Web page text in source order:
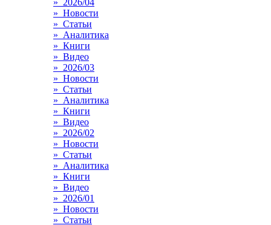
» 2026/04
» Новости
» Статьи
» Аналитика
» Книги
» Видео
» 2026/03
» Новости
» Статьи
» Аналитика
» Книги
» Видео
» 2026/02
» Новости
» Статьи
» Аналитика
» Книги
» Видео
» 2026/01
» Новости
» Статьи